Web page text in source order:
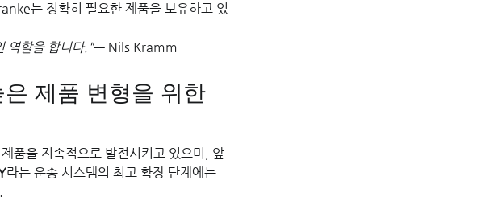
는 정확히 필요한 제품을 보유하고 있
역할을 합니다."— Nils Kramm
제품 변형을 위한
품을 지속적으로 발전시키고 있으며, 앞
라는 운송 시스템의 최고 확장 단계에는